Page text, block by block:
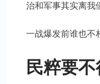
治和军事其实离我
一战爆发前谁也不
民粹要